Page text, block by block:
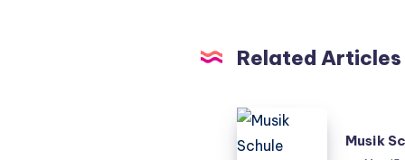
Related Articles
Musik
Schule
Musik